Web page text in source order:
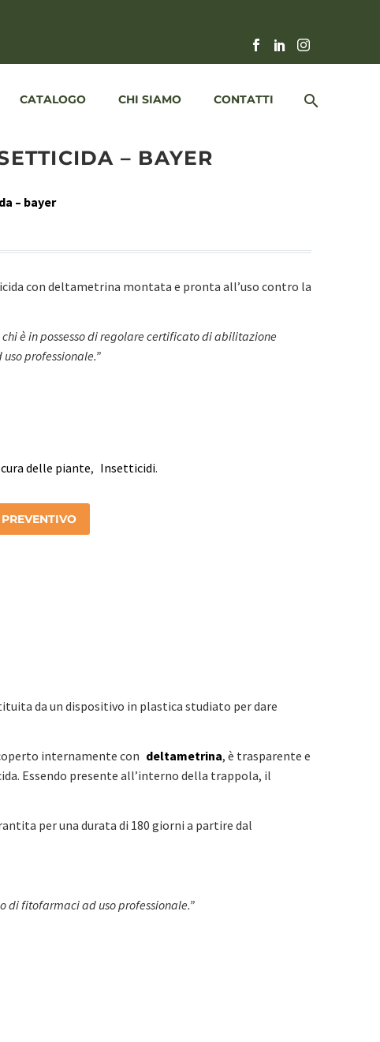
CATALOGO CHI SIAMO CONTATTI
– BAYER
– bayer
con deltametrina montata e pronta all’uso contro la
è in possesso di regolare certificato di abilitazione
professionale.”
delle piante, Insetticidi.
da un dispositivo in plastica studiato per dare
internamente con deltametrina, è trasparente e
Essendo presente all’interno della trappola, il
per una durata di 180 giorni a partire dal
di fitofarmaci ad uso professionale.”